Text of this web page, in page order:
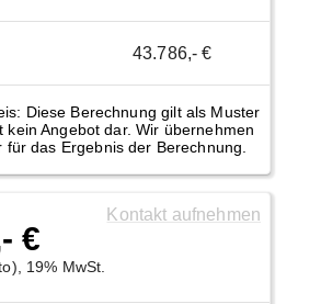
43.786,- €
Diese Berechnung gilt als Muster
kein Angebot dar. Wir übernehmen
für das Ergebnis der Berechnung.
€
19% MwSt.
Kontakt aufnehmen